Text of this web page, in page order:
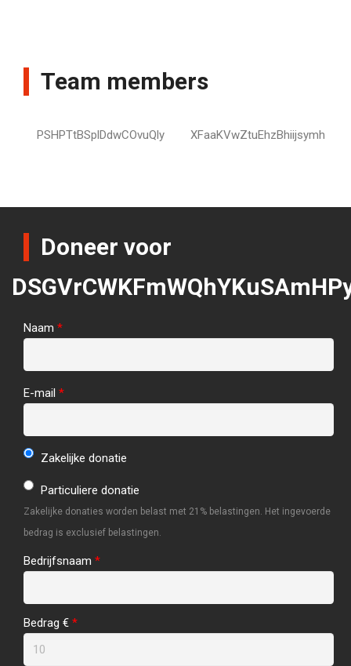
Team members
PSHPTtBSplDdwCOvuQly XFaaKVwZtuEhzBhiijsymh
Doneer voor
Naam *
E-mail *
Zakelijke donatie
Particuliere donatie
Zakelijke donaties worden belast met 21% belastingen. Het ingevoerde
bedrag is exclusief belastingen.
Bedrijfsnaam *
Bedrag € *